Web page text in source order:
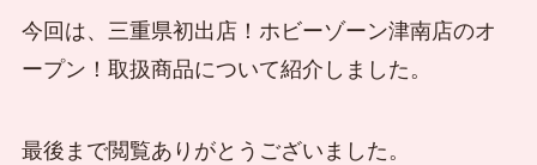
今回は、三重県初出店！ホビーゾーン津南店のオ
ープン！取扱商品について紹介しました。
最後まで閲覧ありがとうございました。